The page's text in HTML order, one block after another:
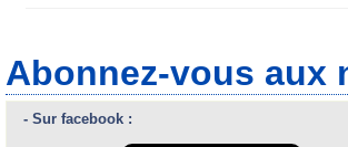
Abonnez-vous aux
- Sur facebook :